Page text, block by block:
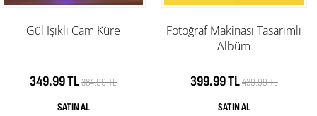
Gül Işıklı Cam Küre
349.99 TL384.99 TL
Fotoğraf Makinası Tasarımlı
Albüm
399.99 TL439.99 TL